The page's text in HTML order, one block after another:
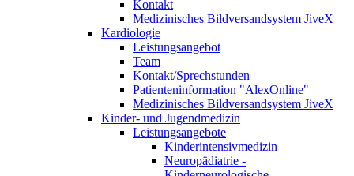
Kontakt
Medizinisches Bildversandsystem JiveX
Kardiologie
Leistungsangebot
Team
Kontakt/Sprechstunden
Patienteninformation "AlexOnline"
Medizinisches Bildversandsystem JiveX
Kinder- und Jugendmedizin
Leistungsangebote
Kinderintensivmedizin
Neuropädiatrie -